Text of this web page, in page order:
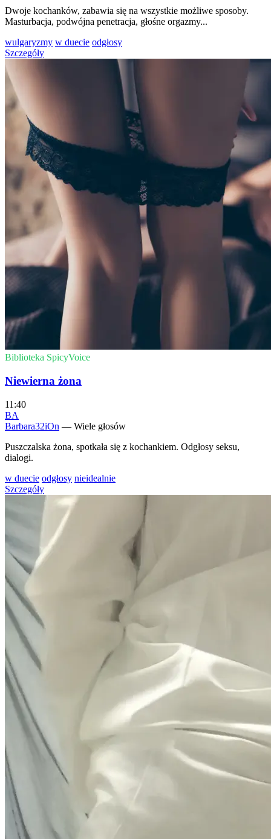
Dwoje kochanków, zabawia się na wszystkie możliwe sposoby.
Masturbacja, podwójna penetracja, głośne orgazmy...
wulgaryzmy w duecie odgłosy
Szczegóły
Biblioteka SpicyVoice
Niewierna żona
11:40
BA
Barbara32iOn — Wiele głosów
Puszczalska żona, spotkała się z kochankiem. Odgłosy seksu,
dialogi.
w duecie odgłosy nieidealnie
Szczegóły